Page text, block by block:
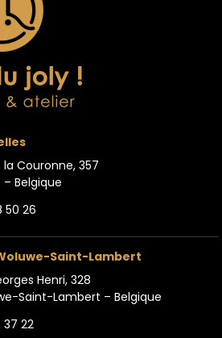
Couronne, 357
– Belgique
50 26
Saint-Lambert
Henri, 328
Saint-Lambert – Belgique
37 22